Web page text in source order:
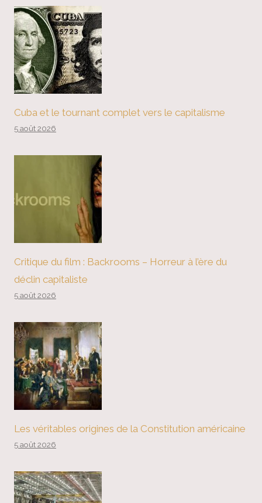
Cuba et le tournant complet vers le capitalisme
5 août 2026
Critique du film : Backrooms – Horreur à l’ère du
déclin capitaliste
5 août 2026
Les véritables origines de la Constitution américaine
5 août 2026